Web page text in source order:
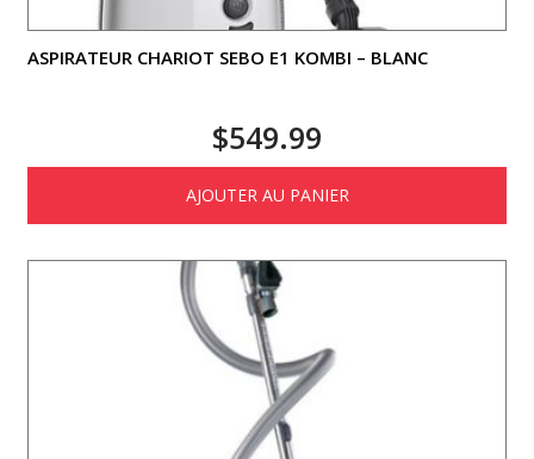
ASPIRATEUR CHARIOT SEBO E1 KOMBI – BLANC
$549.99
AJOUTER AU PANIER